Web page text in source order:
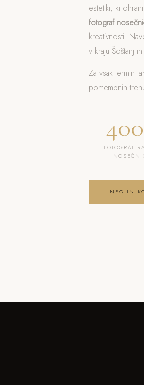
estetiki, ki
fotograf
kreativnosti.
v kraju Šoštanj
Za vsak termin
pomembnih
INFO IN